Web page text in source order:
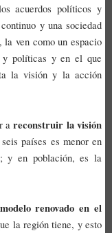
acuerdos políticos y
y una sociedad
la ven como un espacio
y políticas y en el que
la visión y la acción
areconstruir la visión
países es menor en
y en población, es la
renovado en el
la región tiene, y esto